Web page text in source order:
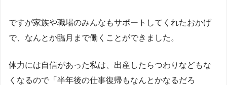
ですが家族や職場のみんなもサポートしてくれたおかげ
で、なんとか臨月まで働くことができました。
体力には自信があった私は、出産したらつわりなどもな
くなるので「半年後の仕事復帰もなんとかなるだろ